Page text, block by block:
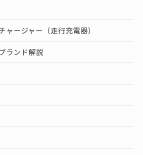
ャージャー（走行充電器）
ランド解説